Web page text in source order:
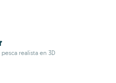
realista en 3D